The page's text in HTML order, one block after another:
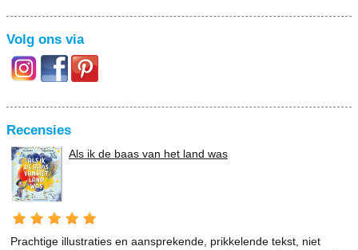
Volg ons via
Recensies
Als ik de baas van het land was
Prachtige illustraties en aansprekende, prikkelende tekst, niet